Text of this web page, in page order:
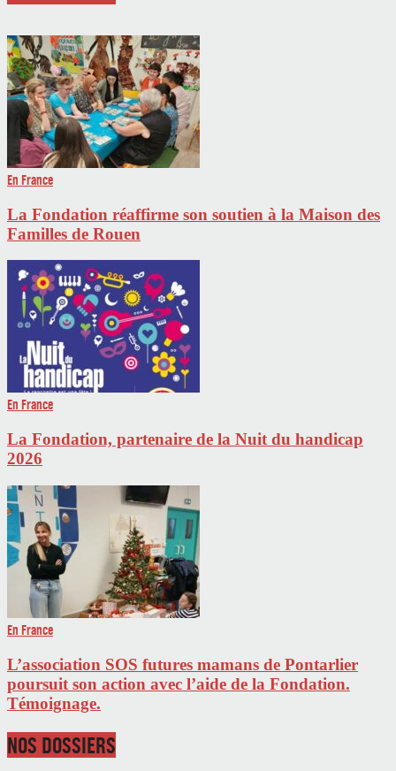
En France
La Fondation réaffirme son soutien à la Maison des
Familles de Rouen
En France
La Fondation, partenaire de la Nuit du handicap
2026
En France
L’association SOS futures mamans de Pontarlier
poursuit son action avec l’aide de la Fondation.
Témoignage.
NOS DOSSIERS